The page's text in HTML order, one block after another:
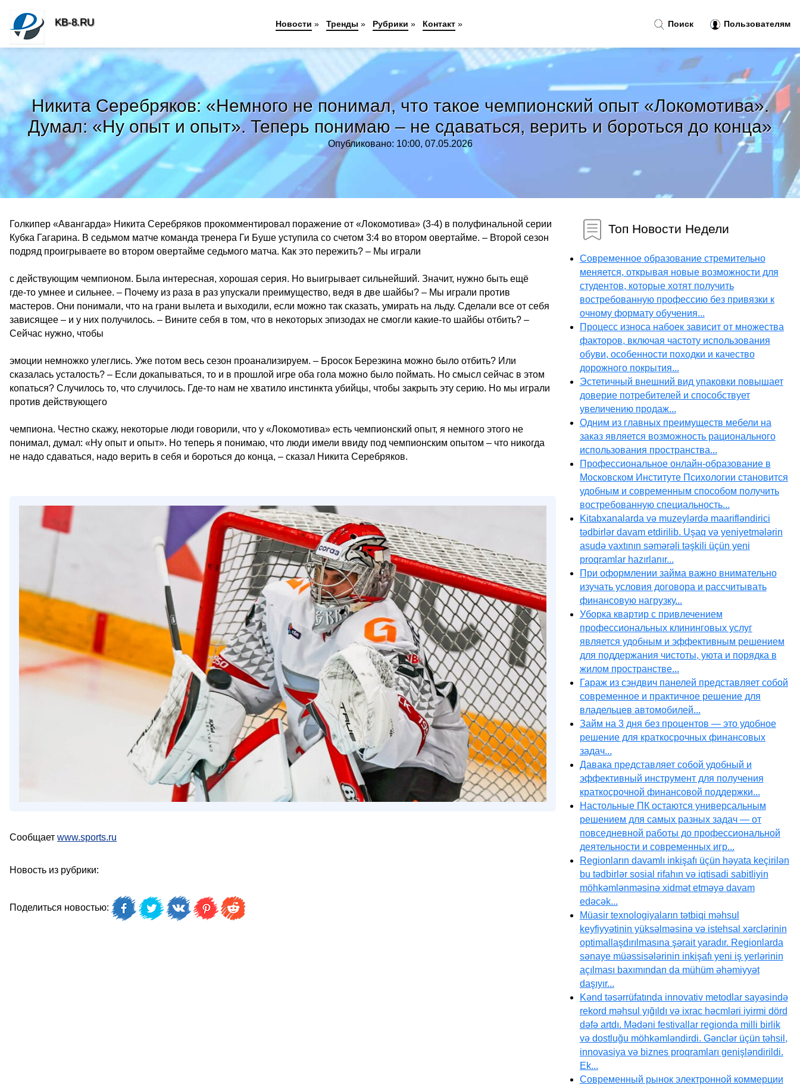
Никита Серебряков: «Немного не понимал, что такое чемпионский опыт «Локомотива».
Думал: «Ну опыт и опыт». Теперь понимаю – не сдаваться, верить и бороться до конца»
Опубликовано: 10:00, 07.05.2026
Голкипер «Авангарда» Никита Серебряков прокомментировал поражение от «Локомотива» (3-4) в полуфинальной серии
Кубка Гагарина. В седьмом матче команда тренера Ги Буше уступила со счетом 3:4 во втором овертайме. – Второй сезон
подряд проигрываете во втором овертайме седьмого матча. Как это пережить? – Мы играли
с действующим чемпионом. Была интересная, хорошая серия. Но выигрывает сильнейший. Значит, нужно быть ещё
где‑то умнее и сильнее. – Почему из раза в раз упускали преимущество, ведя в две шайбы? – Мы играли против
мастеров. Они понимали, что на грани вылета и выходили, если можно так сказать, умирать на льду. Сделали все от себя
зависящее – и у них получилось. – Вините себя в том, что в некоторых эпизодах не смогли какие‑то шайбы отбить? –
Сейчас нужно, чтобы
эмоции немножко улеглись. Уже потом весь сезон проанализируем. – Бросок Березкина можно было отбить? Или
сказалась усталость? – Если докапываться, то и в прошлой игре оба гола можно было поймать. Но смысл сейчас в этом
копаться? Случилось то, что случилось. Где‑то нам не хватило инстинкта убийцы, чтобы закрыть эту серию. Но мы играли
против действующего
чемпиона. Честно скажу, некоторые люди говорили, что у «Локомотива» есть чемпионский опыт, я немного этого не
понимал, думал: «Ну опыт и опыт». Но теперь я понимаю, что люди имели ввиду под чемпионским опытом – что никогда
не надо сдаваться, надо верить в себя и бороться до конца, – сказал Никита Серебряков.
Сообщает www.sports.ru
Новость из рубрики:
Поделиться новостью:
Топ Новости Недели
Современное образование стремительно
меняется, открывая новые возможности для
студентов, которые хотят получить
востребованную профессию без привязки к
очному формату обучения...
Процесс износа набоек зависит от множества
факторов, включая частоту использования
обуви, особенности походки и качество
дорожного покрытия...
Эстетичный внешний вид упаковки повышает
доверие потребителей и способствует
увеличению продаж...
Одним из главных преимуществ мебели на
заказ является возможность рационального
использования пространства...
Профессиональное онлайн-образование в
Московском Институте Психологии становится
удобным и современным способом получить
востребованную специальность...
Kitabxanalarda və muzeylərdə maarifləndirici
tədbirlər davam etdirilib. Uşaq və yeniyetmələrin
asudə vaxtının səmərəli təşkili üçün yeni
proqramlar hazırlanır...
При оформлении займа важно внимательно
изучать условия договора и рассчитывать
финансовую нагрузку...
Уборка квартир с привлечением
профессиональных клининговых услуг
является удобным и эффективным решением
для поддержания чистоты, уюта и порядка в
жилом пространстве...
Гараж из сэндвич панелей представляет собой
современное и практичное решение для
владельцев автомобилей...
Займ на 3 дня без процентов — это удобное
решение для краткосрочных финансовых
задач...
Давака представляет собой удобный и
эффективный инструмент для получения
краткосрочной финансовой поддержки...
Настольные ПК остаются универсальным
решением для самых разных задач — от
повседневной работы до профессиональной
деятельности и современных игр...
Regionların davamlı inkişafı üçün həyata keçirilən
bu tədbirlər sosial rifahın və iqtisadi sabitliyin
möhkəmlənməsinə xidmət etməyə davam
edəcək...
Müasir texnologiyaların tətbiqi məhsul
keyfiyyətinin yüksəlməsinə və istehsal xərclərinin
optimallaşdırılmasına şərait yaradır. Regionlarda
sənaye müəssisələrinin inkişafı yeni iş yerlərinin
açılması baxımından da mühüm əhəmiyyət
daşıyır...
Kənd təsərrüfatında innovativ metodlar sayəsində
rekord məhsul yığıldı və ixrac həcmləri iyirmi dörd
dəfə artdı. Mədəni festivallar regionda milli birlik
və dostluğu möhkəmləndirdi. Gənclər üçün təhsil,
innovasiya və biznes proqramları genişləndirildi.
Ek...
Современный рынок электронной коммерции
Поиск Пользователям
KB-8.RU Новости » Тренды » Рубрики » Контакт »